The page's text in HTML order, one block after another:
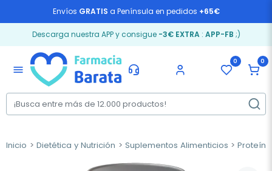
Envíos GRATIS a Península en pedidos +65€
Descarga nuestra APP y consigue -3€ EXTRA: APP-FB ;)
menu
0 0
Inicio Dietética y Nutrición Suplementos Alimenticios